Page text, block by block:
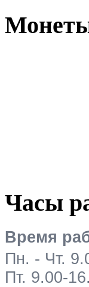
Часы
Время
Пн. - Чт.
Пт. 9.00-